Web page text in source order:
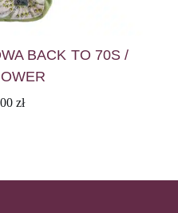
BACK TO 70S /
zł